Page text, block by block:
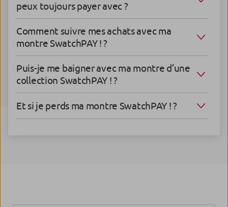
peux toujours payer avec ?
Comment suivre mes achats avec ma
montre SwatchPAY ! ?
Puis-je me baigner avec ma montre d’une
collection SwatchPAY ! ?
Et si je perds ma montre SwatchPAY ! ?